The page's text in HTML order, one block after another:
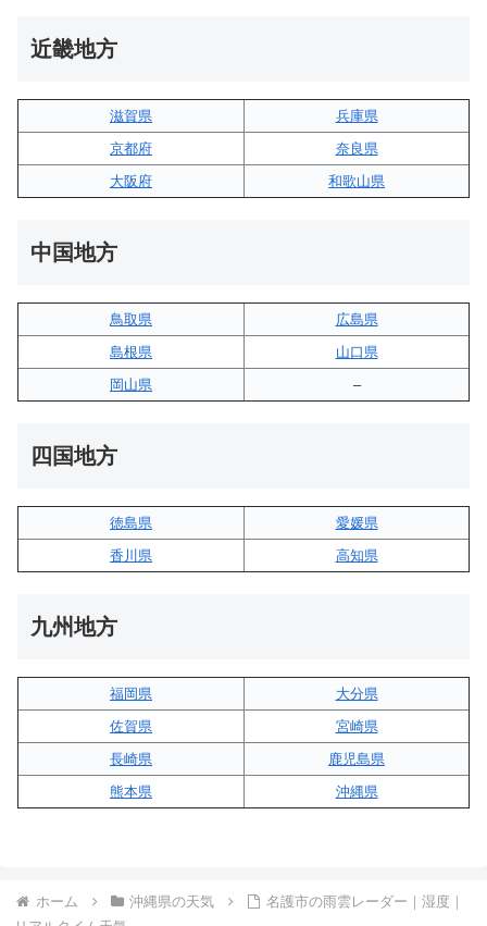
近畿地方
滋賀県
兵庫県
京都府
奈良県
大阪府
和歌山県
中国地方
鳥取県
広島県
島根県
山口県
岡山県
–
四国地方
徳島県
愛媛県
香川県
高知県
九州地方
福岡県
大分県
佐賀県
宮崎県
長崎県
鹿児島県
熊本県
沖縄県
ホーム 沖縄県の天気
名護市の雨雲レーダー｜湿度｜